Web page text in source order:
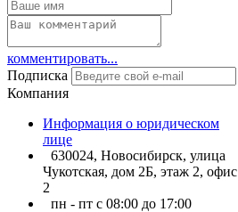
комментировать...
Подписка
Компания
Информация о юридическом
лице
630024, Новосибирск, улица
Чукотская, дом 2Б, этаж 2, офис
2
пн - пт с 08:00 до 17:00